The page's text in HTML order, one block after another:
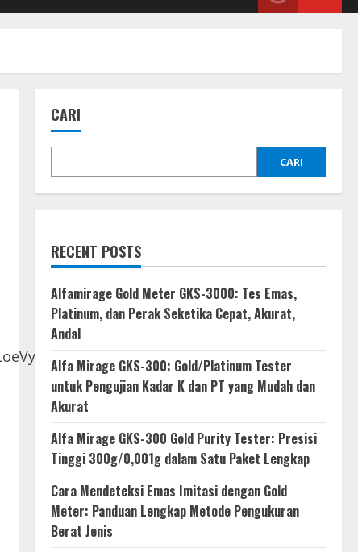
CARI
CARI
RECENT POSTS
Alfamirage Gold Meter GKS-3000: Tes Emas,
Platinum, dan Perak Seketika Cepat, Akurat,
Andal
Alfa Mirage GKS-300: Gold/Platinum Tester
untuk Pengujian Kadar K dan PT yang Mudah dan
Akurat
Alfa Mirage GKS-300 Gold Purity Tester: Presisi
Tinggi 300g/0,001g dalam Satu Paket Lengkap
Cara Mendeteksi Emas Imitasi dengan Gold
Meter: Panduan Lengkap Metode Pengukuran
Berat Jenis